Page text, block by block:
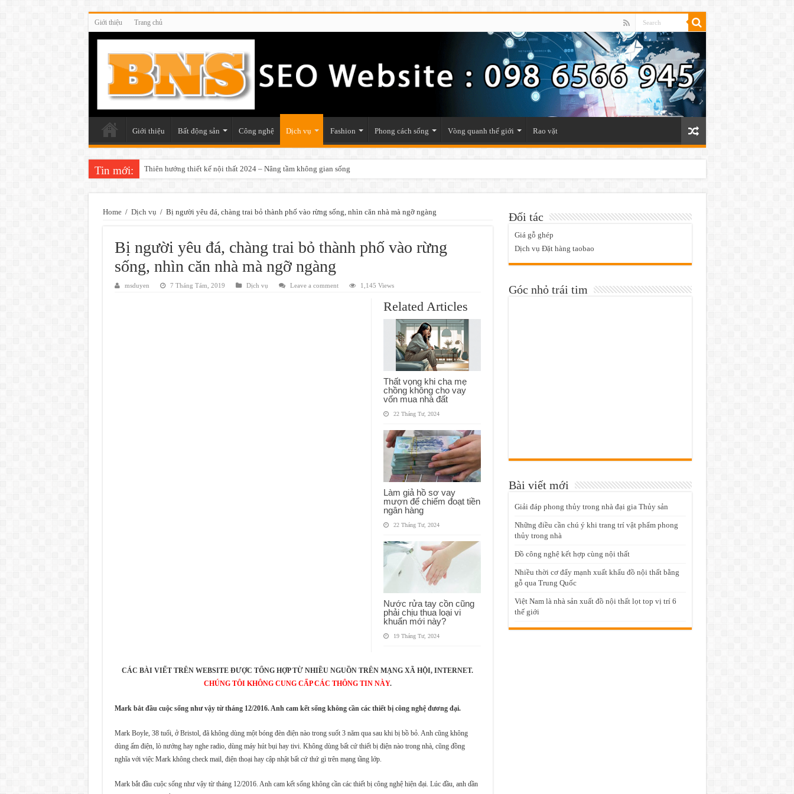
Giới thiệu Trang chủ
Giới thiệu Bất động sản Công nghệ Dịch vụ Fashion Phong cách sống Vòng quanh thế giới Rao vặt
Tin mới: Thiên hướng thiết kế nội thất 2024 – Nâng tầm không gian sống
Home / Dịch vụ / Bị người yêu đá, chàng trai bỏ thành phố vào rừng sống, nhìn căn nhà mà ngỡ ngàng
Bị người yêu đá, chàng trai bỏ thành phố vào rừng
sống, nhìn căn nhà mà ngỡ ngàng
msduyen 7 Tháng Tám, 2019 Dịch vụ Leave a comment 1,145 Views
Related Articles
Thất vọng khi cha mẹ
chồng không cho vay
vốn mua nhà đất
22 Tháng Tư, 2024
Làm giả hồ sơ vay
mượn để chiếm đoạt tiền
ngân hàng
22 Tháng Tư, 2024
Nước rửa tay cồn cũng
phải chịu thua loại vi
khuẩn mới này?
19 Tháng Tư, 2024
CÁC BÀI VIẾT TRÊN WEBSITE ĐƯỢC TỔNG HỢP TỪ NHIỀU NGUỒN TRÊN MẠNG XÃ HỘI, INTERNET.
CHÚNG TÔI KHÔNG CUNG CẤP CÁC THÔNG TIN NÀY.
Mark bắt đầu cuộc sống như vậy từ tháng 12/2016. Anh cam kết sống không cần các thiết bị công nghệ đương đại.
Mark Boyle, 38 tuổi, ở Bristol, đã không dùng một bóng đèn điện nào trong suốt 3 năm qua sau khi bị bồ bỏ. Anh cũng không
dùng ấm điện, lò nướng hay nghe radio, dùng máy hút bụi hay tivi. Không dùng bất cứ thiết bị điện nào trong nhà, cũng đồng
nghĩa với việc Mark không check mail, điện thoại hay cập nhật bất cứ thứ gì trên mạng tầng lớp.
Mark bắt đầu cuộc sống như vậy từ tháng 12/2016. Anh cam kết sống không cần các thiết bị công nghệ hiện đại. Lúc đầu, anh dần
Đối tác
Giá gỗ ghép
Dịch vụ Đặt hàng taobao
Góc nhỏ trái tim
Bài viết mới
Giải đáp phong thủy trong nhà đại gia Thủy sản
Những điều cần chú ý khi trang trí vật phẩm phong
thủy trong nhà
Đồ công nghệ kết hợp cùng nội thất
Nhiều thời cơ đẩy mạnh xuất khẩu đồ nội thất bằng
gỗ qua Trung Quốc
Việt Nam là nhà sản xuất đồ nội thất lọt top vị trí 6
thế giới